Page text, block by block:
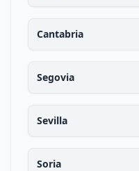
Cantabria
Segovia
Sevilla
Soria